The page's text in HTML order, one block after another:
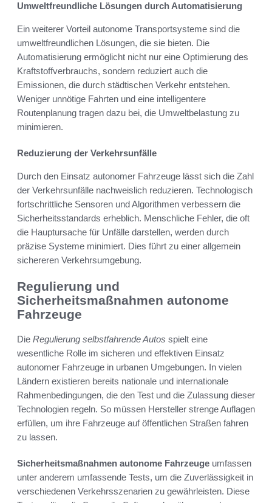
Umweltfreundliche Lösungen durch Automatisierung
Ein weiterer Vorteil autonome Transportsysteme sind die
umweltfreundlichen Lösungen, die sie bieten. Die
Automatisierung ermöglicht nicht nur eine Optimierung des
Kraftstoffverbrauchs, sondern reduziert auch die
Emissionen, die durch städtischen Verkehr entstehen.
Weniger unnötige Fahrten und eine intelligentere
Routenplanung tragen dazu bei, die Umweltbelastung zu
minimieren.
Reduzierung der Verkehrsunfälle
Durch den Einsatz autonomer Fahrzeuge lässt sich die Zahl
der Verkehrsunfälle nachweislich reduzieren. Technologisch
fortschrittliche Sensoren und Algorithmen verbessern die
Sicherheitsstandards erheblich. Menschliche Fehler, die oft
die Hauptursache für Unfälle darstellen, werden durch
präzise Systeme minimiert. Dies führt zu einer allgemein
sichereren Verkehrsumgebung.
Regulierung und
Sicherheitsmaßnahmen autonome
Fahrzeuge
Die Regulierung selbstfahrende Autos spielt eine
wesentliche Rolle im sicheren und effektiven Einsatz
autonomer Fahrzeuge in urbanen Umgebungen. In vielen
Ländern existieren bereits nationale und internationale
Rahmenbedingungen, die den Test und die Zulassung dieser
Technologien regeln. So müssen Hersteller strenge Auflagen
erfüllen, um ihre Fahrzeuge auf öffentlichen Straßen fahren
zu lassen.
Sicherheitsmaßnahmen autonome Fahrzeuge umfassen
unter anderem umfassende Tests, um die Zuverlässigkeit in
verschiedenen Verkehrsszenarien zu gewährleisten. Diese